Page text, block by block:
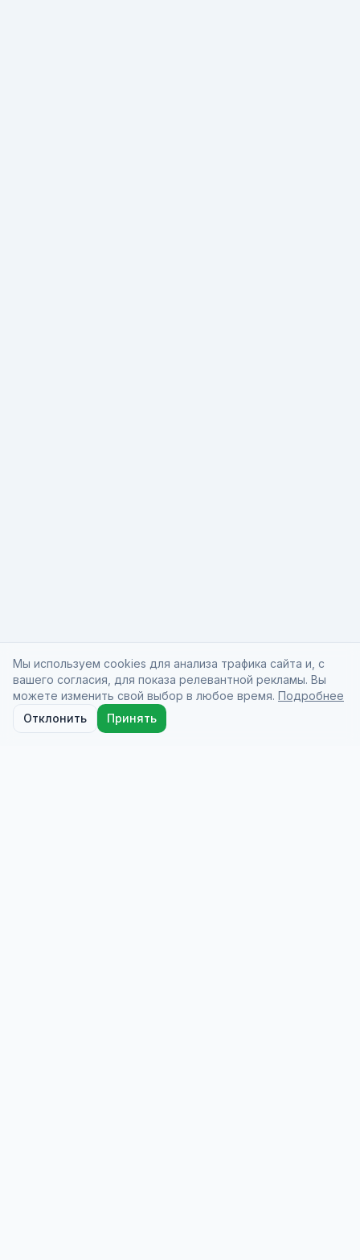
Мы используем cookies для анализа трафика сайта и, с
вашего согласия, для показа релевантной рекламы. Вы
можете изменить свой выбор в любое время. Подробнее
Отклонить
Принять